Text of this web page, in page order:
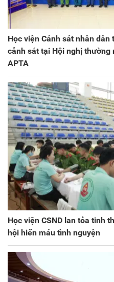
Học viện Cảnh sát nhân
cảnh sát tại Hội nghị
APTA
Học viện CSND lan tỏa tinh
hội hiến máu tình nguyện